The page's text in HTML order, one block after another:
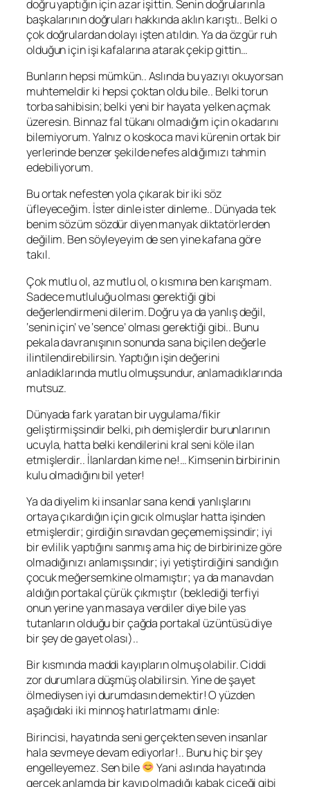
doğru yaptığın için azar işittin. Senin doğrularınla
başkalarının doğruları hakkında aklın karıştı.. Belki o
çok doğrulardan dolayı işten atıldın. Ya da özgür ruh
olduğun için işi kafalarına atarak çekip gittin…
Bunların hepsi mümkün.. Aslında bu yazıyı okuyorsan
muhtemeldir ki hepsi çoktan oldu bile.. Belki torun
torba sahibisin; belki yeni bir hayata yelken açmak
üzeresin. Binnaz fal tükanı olmadığım için o kadarını
bilemiyorum. Yalnız o koskoca mavi kürenin ortak bir
yerlerinde benzer şekilde nefes aldığımızı tahmin
edebiliyorum.
Bu ortak nefesten yola çıkarak bir iki söz
üfleyeceğim. İster dinle ister dinleme.. Dünyada tek
benim sözüm sözdür diyen manyak diktatörlerden
değilim. Ben söyleyeyim de sen yine kafana göre
takıl.
Çok mutlu ol, az mutlu ol, o kısmına ben karışmam.
Sadece mutluluğu olması gerektiği gibi
değerlendirmeni dilerim. Doğru ya da yanlış değil,
‘senin için’ ve ‘sence’ olması gerektiği gibi.. Bunu
pekala davranışının sonunda sana biçilen değerle
ilintilendirebilirsin. Yaptığın işin değerini
anladıklarında mutlu olmuşsundur, anlamadıklarında
mutsuz.
Dünyada fark yaratan bir uygulama/fikir
geliştirmişsindir belki, pıh demişlerdir burunlarının
ucuyla, hatta belki kendilerini kral seni köle ilan
etmişlerdir.. İlanlardan kime ne!… Kimsenin birbirinin
kulu olmadığını bil yeter!
Ya da diyelim ki insanlar sana kendi yanlışlarını
ortaya çıkardığın için gıcık olmuşlar hatta işinden
etmişlerdir; girdiğin sınavdan geçememişsindir; iyi
bir evlilik yaptığını sanmış ama hiç de birbirinize göre
olmadığınızı anlamışsındır; iyi yetiştirdiğini sandığın
çocuk meğersemkine olmamıştır; ya da manavdan
aldığın portakal çürük çıkmıştır (beklediği terfiyi
onun yerine yan masaya verdiler diye bile yas
tutanların olduğu bir çağda portakal üzüntüsü diye
bir şey de gayet olası)..
Bir kısmında maddi kayıpların olmuş olabilir. Ciddi
zor durumlara düşmüş olabilirsin. Yine de şayet
ölmediysen iyi durumdasın demektir! O yüzden
aşağıdaki iki minnoş hatırlatmamı dinle:
Birincisi, hayatında seni gerçekten seven insanlar
hala sevmeye devam ediyorlar!.. Bunu hiç bir şey
engelleyemez. Sen bile
Yani aslında hayatında
gerçek anlamda bir kayıp olmadığı kabak çiçeği gibi